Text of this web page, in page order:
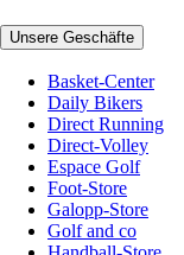
Unsere Geschäfte
Basket-Center
Daily Bikers
Direct Running
Direct-Volley
Espace Golf
Foot-Store
Galopp-Store
Golf and co